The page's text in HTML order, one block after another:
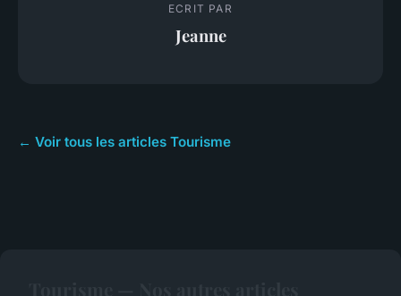
ECRIT PAR
Jeanne
← Voir tous les articles Tourisme